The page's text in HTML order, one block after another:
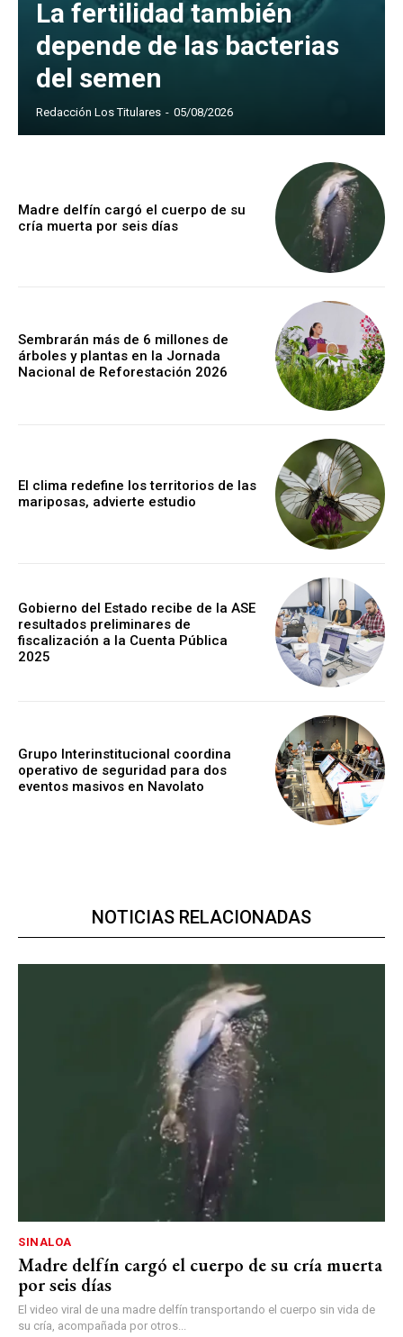
La fertilidad también
depende de las bacterias
del semen
Redacción Los Titulares - 05/08/2026
Madre delfín cargó el cuerpo de su
cría muerta por seis días
Sembrarán más de 6 millones de
árboles y plantas en la Jornada
Nacional de Reforestación 2026
El clima redefine los territorios de las
mariposas, advierte estudio
Gobierno del Estado recibe de la ASE
resultados preliminares de
fiscalización a la Cuenta Pública
2025
Grupo Interinstitucional coordina
operativo de seguridad para dos
eventos masivos en Navolato
NOTICIAS RELACIONADAS
SINALOA
Madre delfín cargó el cuerpo de su cría muerta
por seis días
El video viral de una madre delfín transportando el cuerpo sin vida de
su cría, acompañada por otros...